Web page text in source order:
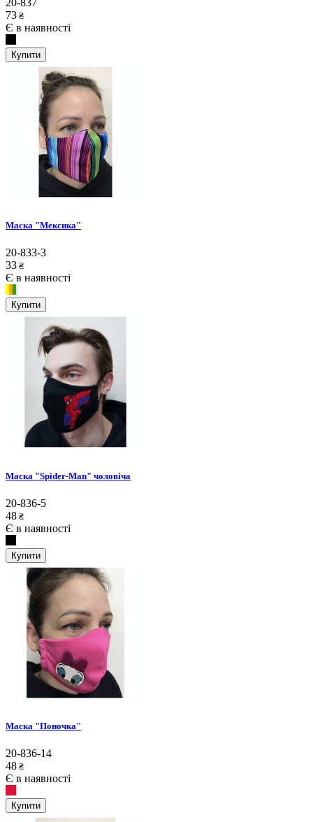
20-837
73 ₴
Є в наявності
Купити
Маска "Мексика"
20-833-3
33 ₴
Є в наявності
Купити
Маска "Spider-Man" чоловіча
20-836-5
48 ₴
Є в наявності
Купити
Маска "Поночка"
20-836-14
48 ₴
Є в наявності
Купити